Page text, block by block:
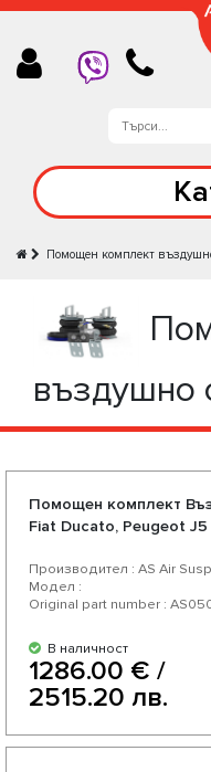
Помощен комплект
въздушно
Помощен комплект
Fiat Ducato, Peugeot J5
Производител : AS Air
Модел :
Original part number :
В наличност
1286.00 € /
2515.20 лв.